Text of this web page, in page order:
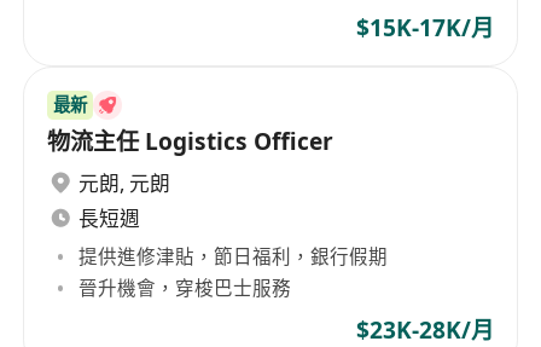
$15K-17K/月
最新
物流主任 Logistics Officer
元朗, 元朗
長短週
提供進修津貼，節日福利，銀行假期
晉升機會，穿梭巴士服務
$23K-28K/月